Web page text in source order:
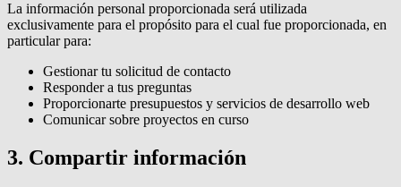
La información personal proporcionada será utilizada
exclusivamente para el propósito para el cual fue proporcionada, en
particular para:
Gestionar tu solicitud de contacto
Responder a tus preguntas
Proporcionarte presupuestos y servicios de desarrollo web
Comunicar sobre proyectos en curso
3. Compartir información